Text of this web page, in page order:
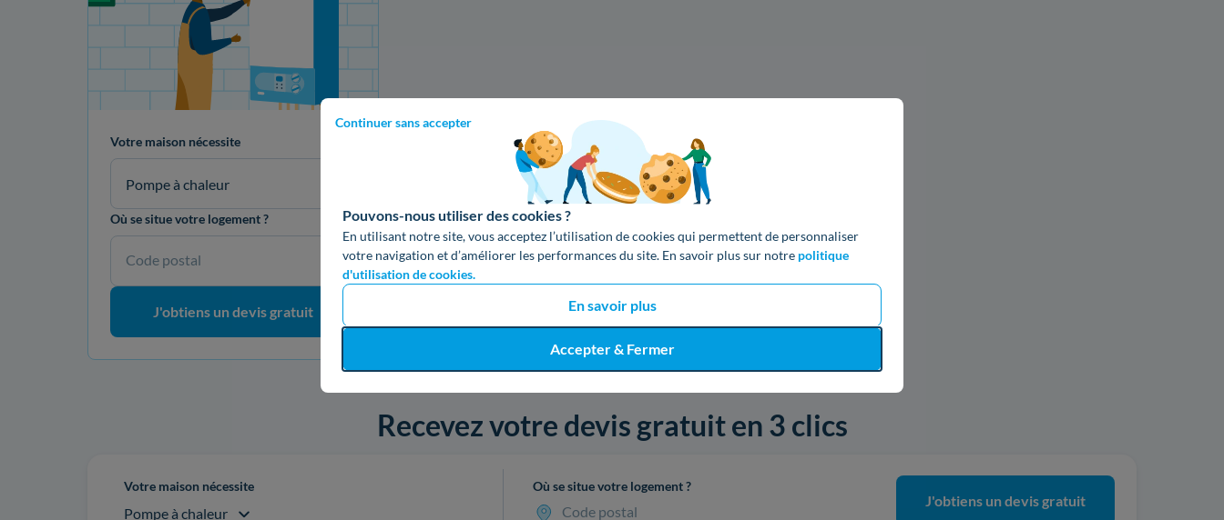
Continuer sans accepter
Pouvons-nous utiliser des cookies ?
En utilisant notre site, vous acceptez l’utilisation de cookies qui permettent de personnaliser
votre navigation et d’améliorer les performances du site. En savoir plus sur notre politique
d'utilisation de cookies.
En savoir plus
Accepter & Fermer
Votre maison nécessite
Pompe à chaleur
Où se situe votre logement ?
Code postal
J'obtiens un devis gratuit
Recevez votre devis gratuit en 3 clics
Votre maison nécessite
Pompe à chaleur
Où se situe votre logement ?
Code postal
J'obtiens un devis gratuit